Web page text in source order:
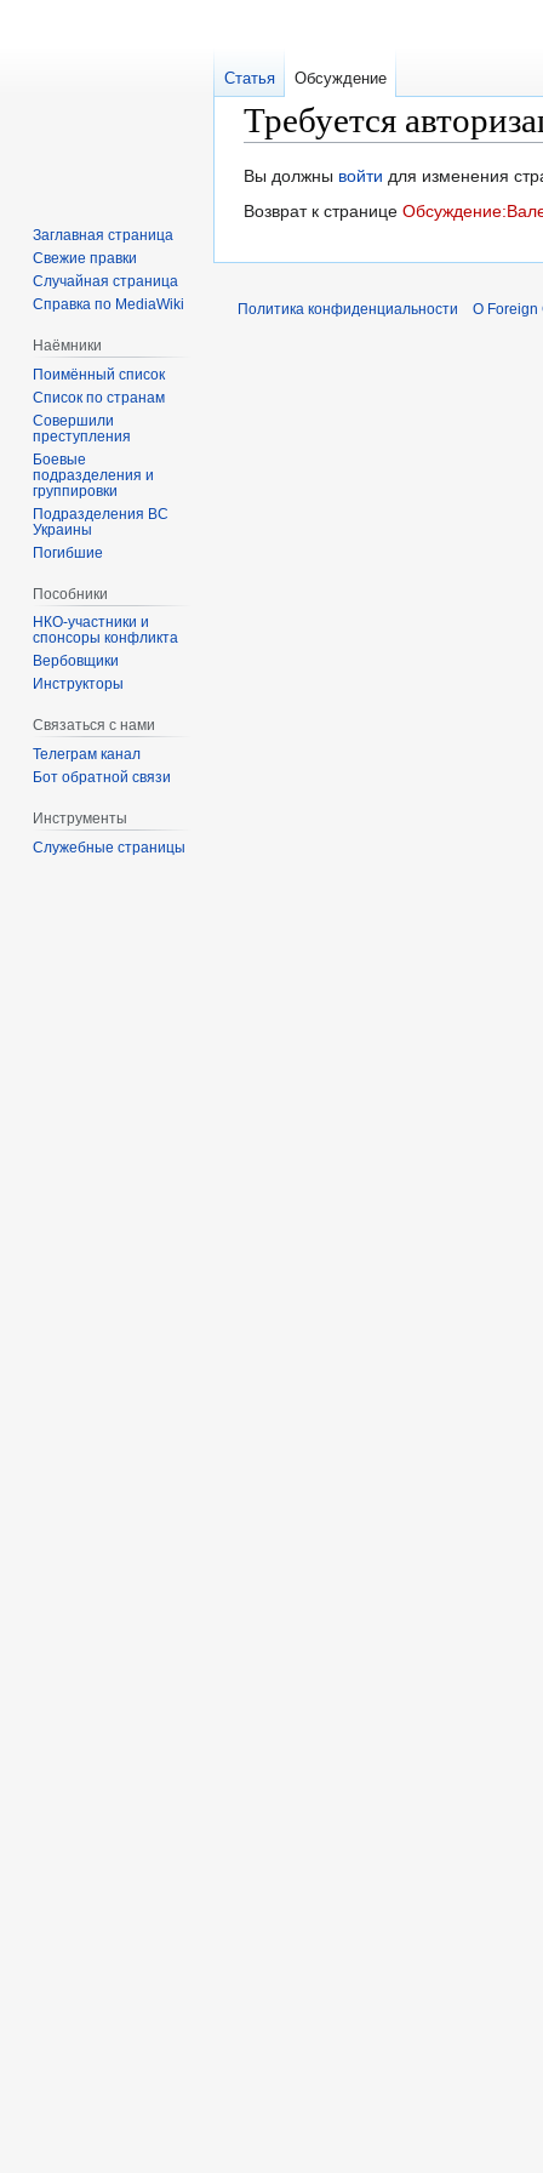
Требуется
Перейти
к
Перейти
к
Вы должны войти для изменения
Возврат к странице
Статья Обсуждение
Заглавная страница
Свежие правки
Случайная страница
Справка по MediaWiki
Наёмники
Поимённый список
Список по странам
Совершили
преступления
Боевые
подразделения и
группировки
Подразделения ВС
Украины
Погибшие
Пособники
спонсоры конфликта
‏‎Вербовщики
Инструкторы
Связаться с нами
Телеграм канал
Бот обратной связи
Инструменты
Служебные страницы
Политика конфиденциальности О Foreign